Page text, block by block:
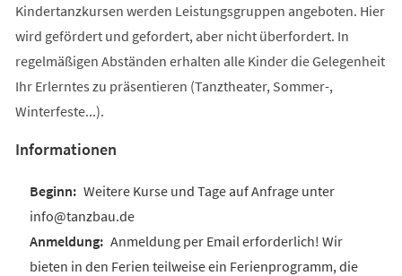
Kindertanzkursen werden Leistungsgruppen angeboten. Hier
wird gefördert und gefordert, aber nicht überfordert. In
regelmäßigen Abständen erhalten alle Kinder die Gelegenheit
Ihr Erlerntes zu präsentieren (Tanztheater, Sommer-,
Winterfeste...).
Informationen
Weitere Kurse und Tage auf Anfrage unter
info@tanzbau.de
Anmeldung per Email erforderlich! Wir
bieten in den Ferien teilweise ein Ferienprogramm, die